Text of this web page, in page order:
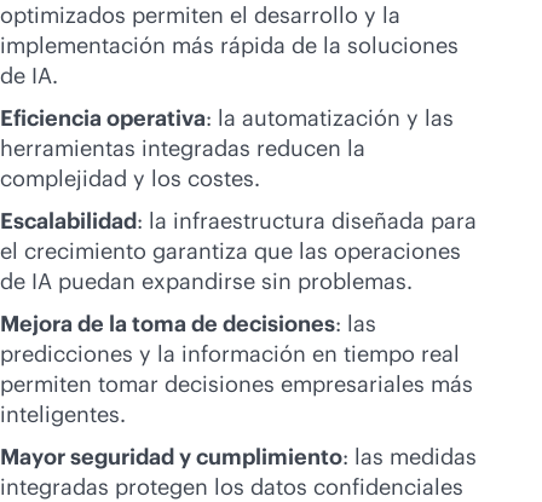
optimizados permiten el desarrollo y la
implementación más rápida de la soluciones
de IA.
Eficiencia operativa: la automatización y las
herramientas integradas reducen la
complejidad y los costes.
Escalabilidad: la infraestructura diseñada para
el crecimiento garantiza que las operaciones
de IA puedan expandirse sin problemas.
Mejora de la toma de decisiones: las
predicciones y la información en tiempo real
permiten tomar decisiones empresariales más
inteligentes.
Mayor seguridad y cumplimiento: las medidas
integradas protegen los datos confidenciales